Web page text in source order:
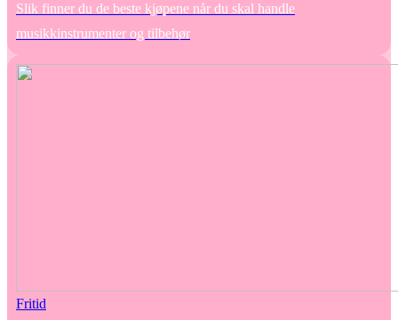
Slik finner du de beste kjøpene når du skal handle
musikkinstrumenter og tilbehør
Fritid